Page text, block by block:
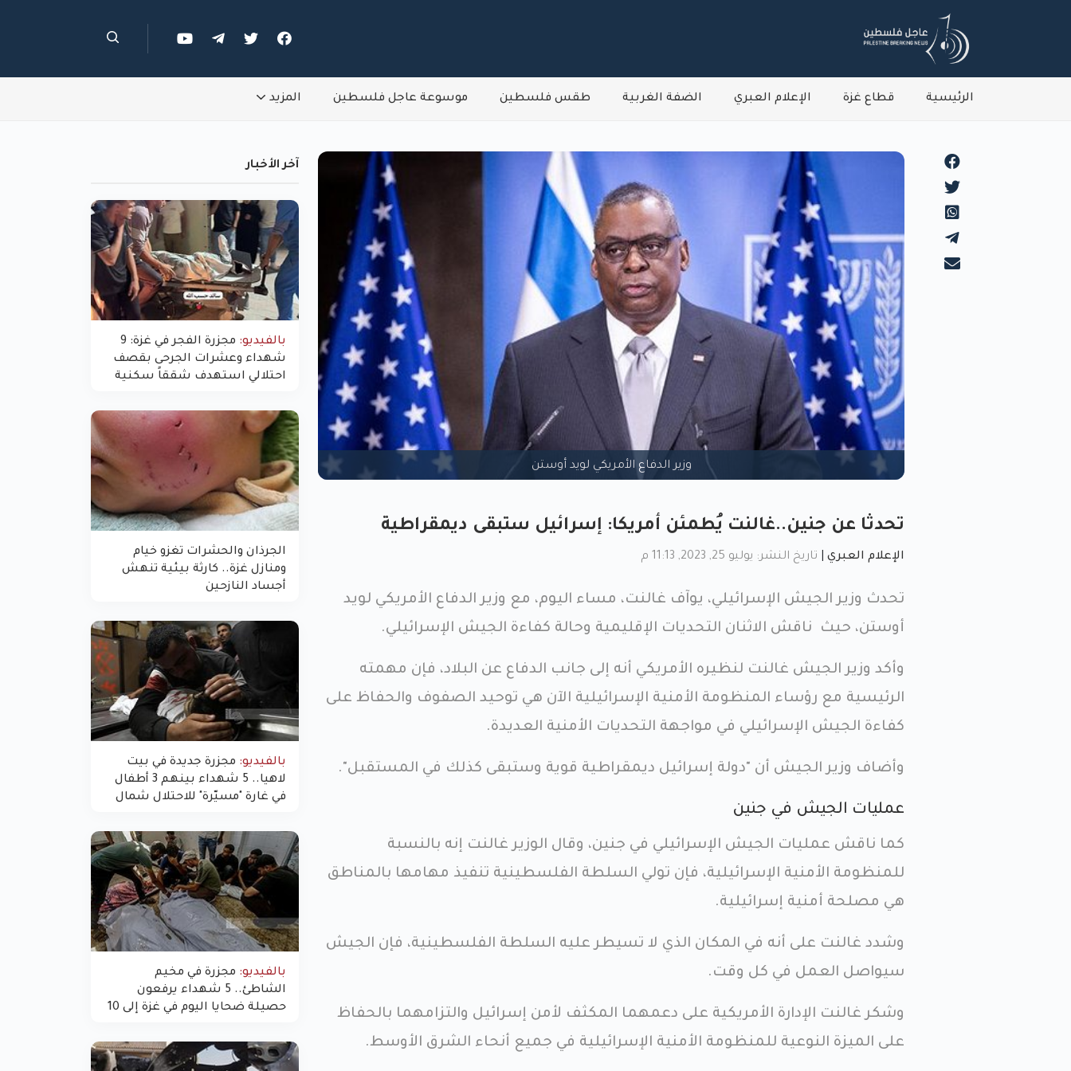
الرئيسية قطاع غزة الإعلام العبري الضفة الغربية طقس فلسطين موسوعة عاجل فلسطين المزيد
وزير الدفاع الأمريكي لويد أوستن
تحدثا عن جنين..غالنت يُطمئن أمريكا: إسرائيل ستبقى ديمقراطية
الإعلام العبري تاريخ النشر: يوليو 25, 2023, 11:13 م
تحدث وزير الجيش الإسرائيلي، يوآف غالنت، مساء اليوم، مع وزير الدفاع الأمريكي لويد
أوستن، حيث ناقش الاثنان التحديات الإقليمية وحالة كفاءة الجيش الإسرائيلي.
وأكد وزير الجيش غالنت لنظيره الأمريكي أنه إلى جانب الدفاع عن البلاد، فإن مهمته
الرئيسية مع رؤساء المنظومة الأمنية الإسرائيلية الآن هي توحيد الصفوف والحفاظ على
كفاءة الجيش الإسرائيلي في مواجهة التحديات الأمنية العديدة.
وأضاف وزير الجيش أن "دولة إسرائيل ديمقراطية قوية وستبقى كذلك في المستقبل".
عمليات الجيش في جنين
كما ناقش عمليات الجيش الإسرائيلي في جنين، وقال الوزير غالنت إنه بالنسبة
للمنظومة الأمنية الإسرائيلية، فإن تولي السلطة الفلسطينية تنفيذ مهامها بالمناطق
هي مصلحة أمنية إسرائيلية.
وشدد غالنت على أنه في المكان الذي لا تسيطر عليه السلطة الفلسطينية، فإن الجيش
سيواصل العمل في كل وقت.
وشكر غالنت الإدارة الأمريكية على دعمهما المكثف لأمن إسرائيل والتزامهما بالحفاظ
على الميزة النوعية للمنظومة الأمنية الإسرائيلية ​​في جميع أنحاء الشرق الأوسط.
آخر الأخبار
بالفيديو:
مجزرة الفجر في غزة: 9
شهداء وعشرات الجرحى بقصف
احتلالي استهدف شققاً سكنية
الجرذان والحشرات تغزو خيام
ومنازل غزة.. كارثة بيئية تنهش
أجساد النازحين
بالفيديو: مجزرة جديدة في بيت
لاهيا.. 5 شهداء بينهم 3 أطفال
في غارة "مسيّرة" للاحتلال شمال
بالفيديو: مجزرة في مخيم
الشاطئ.. 5 شهداء يرفعون
حصيلة ضحايا اليوم في غزة إلى 10